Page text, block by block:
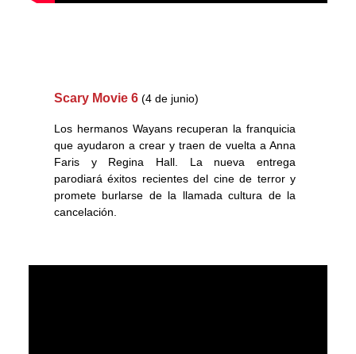
Scary Movie 6 (4 de junio)
Los hermanos Wayans recuperan la franquicia
que ayudaron a crear y traen de vuelta a Anna
Faris y Regina Hall. La nueva entrega
parodiará éxitos recientes del cine de terror y
promete burlarse de la llamada cultura de la
cancelación.